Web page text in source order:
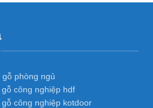
phòng ngủ
công nghiệp hdf
công nghiệp kotdoor